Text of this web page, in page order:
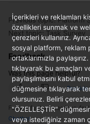
Previous topic: Platform
Next topic: Task Survey
Feedback
Was this page helpful?
Provide
For any further questions,
Chatbot
İçerikleri ve reklamları
özellikleri sunmak ve
çerezleri kullanırız.
sosyal platform, reklam
ortaklarımızla
tıklayarak bu amaçları
paylaşılmasını kabul
düğmesine tıklayarak
olursunuz. Belirli
"ÖZELLEŞTİR"
veya istediğiniz zaman